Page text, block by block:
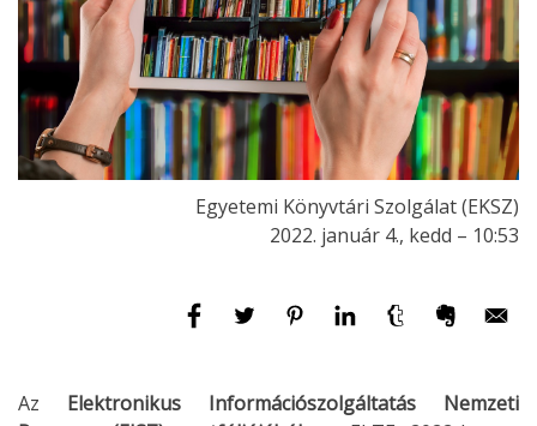
Egyetemi Könyvtári Szolgálat (EKSZ)
2022. január 4., kedd – 10:53
Az Elektronikus Információszolgáltatás Nemzeti